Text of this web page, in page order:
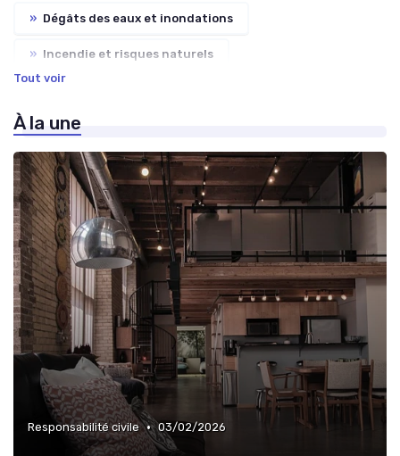
» Dégâts des eaux et inondations
» Incendie et risques naturels
Tout voir
À la une
Responsabilité civile • 03/02/2026